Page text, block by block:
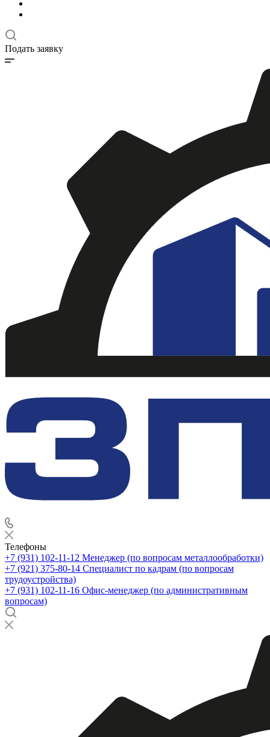
Подать заявку
Телефоны
+7 (931) 102-11-12 Менеджер (по вопросам металлообработки)
+7 (921) 375-80-14 Специалист по кадрам (по вопросам
трудоустройства)
+7 (931) 102-11-16 Офис-менеджер (по административным
вопросам)